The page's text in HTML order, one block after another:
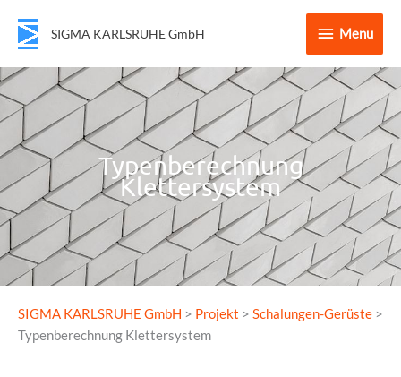
SIGMA KARLSRUHE GmbH Menu
Menu
Typenberechnung
Klettersystem
SIGMA KARLSRUHE GmbH > Projekt > Schalungen-Gerüste >
Typenberechnung Klettersystem